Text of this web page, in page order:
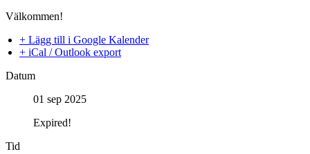
Välkommen!
+ Lägg till i Google Kalender
+ iCal / Outlook export
Datum
01 sep 2025
Expired!
Tid